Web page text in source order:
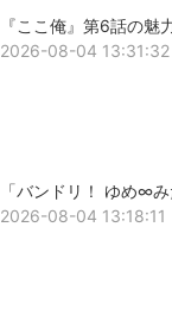
『ここ俺』第6話の魅
2026-08-04 13:31:32
「バンドリ！ ゆめ∞
2026-08-04 13:18:11